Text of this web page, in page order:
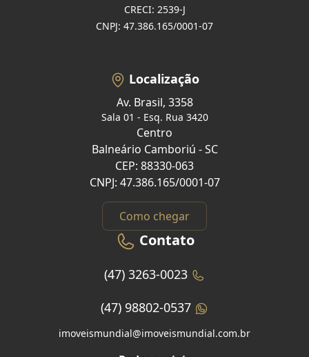
CRECI: 2539-J
CNPJ: 47.386.165/0001-07
Localização
Av. Brasil, 3358
Sala 01 - Esq. Rua 3420
Centro
Balneário Camboriú - SC
CEP: 88330-063
CNPJ: 47.386.165/0001-07
Como chegar
Contato
(47) 3263-0023
(47) 98802-0537
imoveismundial@imoveismundial.com.br